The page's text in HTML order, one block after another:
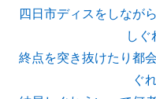
四日市ディスをしなが
しぐ
終点を突き抜けたり都
ぐ